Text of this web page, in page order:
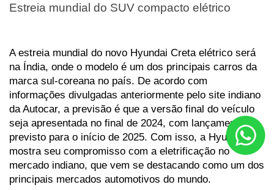
Estreia mundial do SUV compacto elétrico
A estreia mundial do novo Hyundai Creta elétrico será
na Índia, onde o modelo é um dos principais carros da
marca sul-coreana no país. De acordo com
informações divulgadas anteriormente pelo site indiano
da Autocar, a previsão é que a versão final do veículo
seja apresentada no final de 2024, com lançamento
previsto para o início de 2025. Com isso, a Hyundai
mostra seu compromisso com a eletrificação no
mercado indiano, que vem se destacando como um dos
principais mercados automotivos do mundo.